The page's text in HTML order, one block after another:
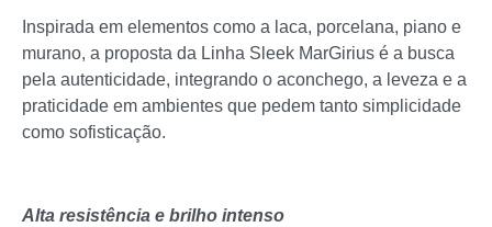
Inspirada em elementos como a laca, porcelana, piano e
murano, a proposta da Linha Sleek MarGirius é a busca
pela autenticidade, integrando o aconchego, a leveza e a
praticidade em ambientes que pedem tanto simplicidade
como sofisticação.
Alta resistência e brilho intenso